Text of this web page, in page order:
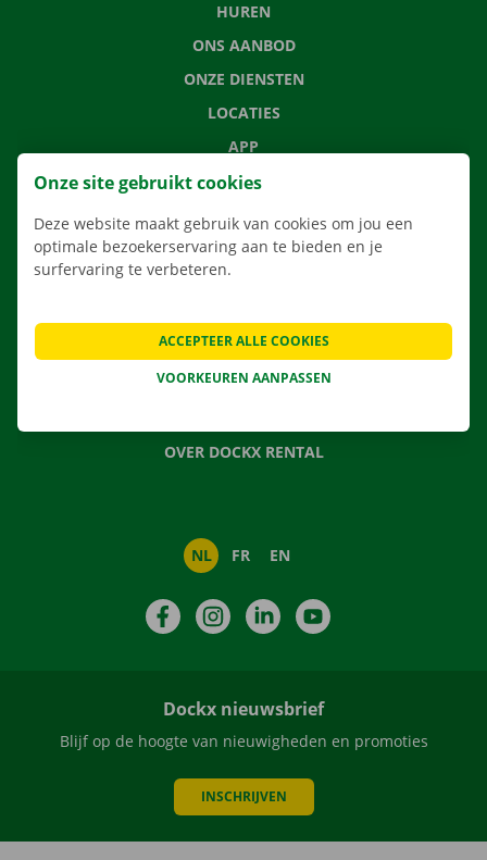
HUREN
ONS AANBOD
ONZE DIENSTEN
LOCATIES
APP
VERHUISOPLOSSINGEN
NIEUWS
CADEAUBON
OVER DOCKX RENTAL
NL FR EN
FacebookInstagramLinkedIn
Dockx nieuwsbrief
Blijf op de hoogte van nieuwigheden en promoties
INSCHRIJVEN
Onze site gebruikt cookies
Deze website maakt gebruik van cookies om jou een
optimale bezoekerservaring aan te bieden en je
surfervaring te verbeteren.
VOORKEUREN AANPASSEN
ACCEPTEER ALLE COOKIES